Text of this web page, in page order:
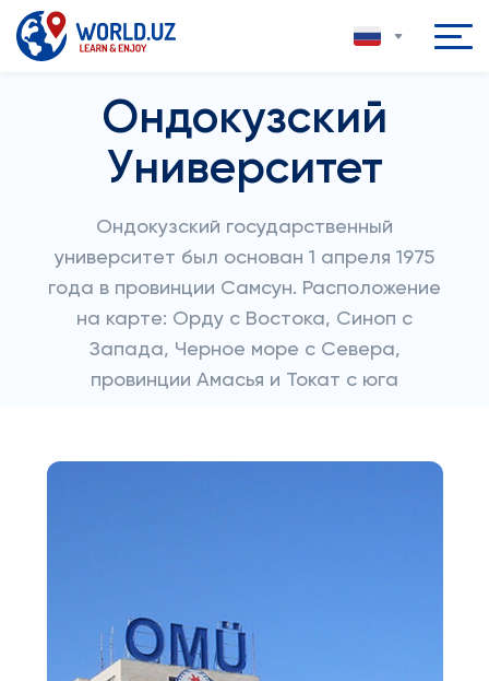
Ондокузский
Университет
Ондокузский государственный
университет был основан 1 апреля 1975
года в провинции Самсун. Расположение
на карте: Орду с Востока, Синоп с
Запада, Черное море с Севера,
провинции Амасья и Токат с юга